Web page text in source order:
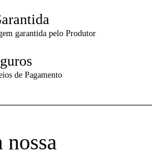
garantida pelo Produtor
de Pagamento
nossa